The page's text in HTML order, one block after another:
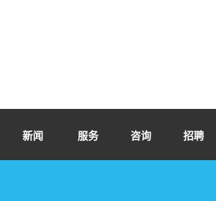
新闻 服务 咨询 招聘